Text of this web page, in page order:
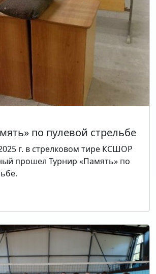
по пулевой стрельбе
г. в стрелковом тире КСШОР
прошел Турнир «Память» по